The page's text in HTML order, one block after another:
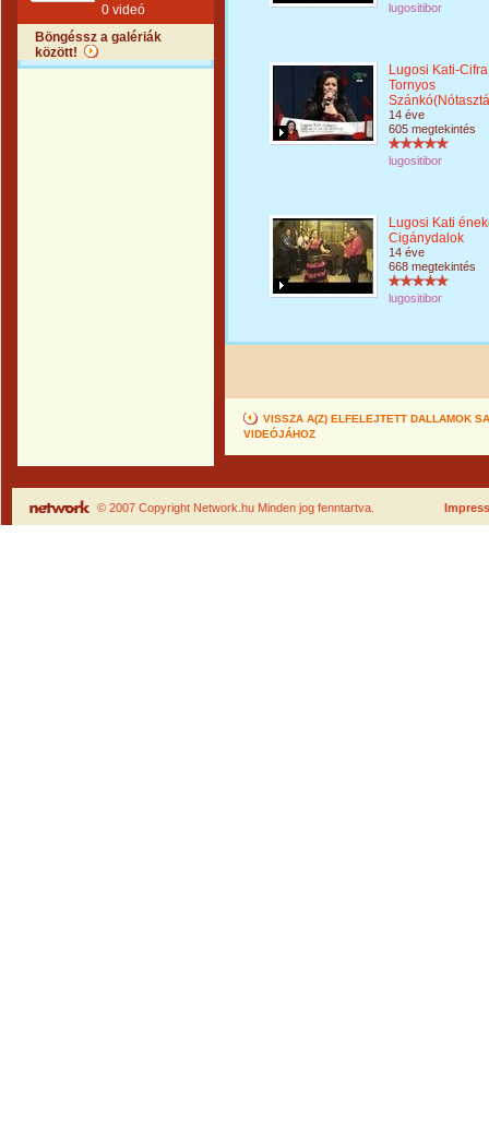
0 videó
Böngéssz a galériák
között!
lugositibor
Lugosi Kati-Cifra
Tornyos
14 éve
605 megtekintés
lugositibor
Lugosi Kati
Cigánydalok
14 éve
668 megtekintés
lugositibor
VISSZA A(Z) ELFELEJTETT DALLAMOK
VIDEÓJÁHOZ
© 2007 Copyright Network.hu Minden jog fenntartva.